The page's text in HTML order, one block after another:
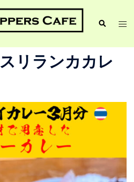
スリランカカレ